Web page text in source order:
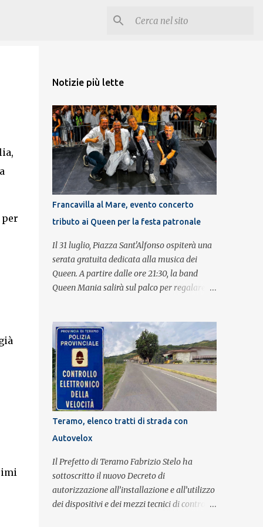
per
Notizie più lette
Francavilla al Mare, evento concerto
tributo ai Queen per la festa patronale
Il 31 luglio, Piazza Sant'Alfonso ospiterà una
serata gratuita dedicata alla musica dei
Queen. A partire dalle ore 21:30, la band
Queen Mania salirà sul palco per regalare al
britannica. Nati nel 2007 e riconosciuti come
l'omaggio definitivo alla leggenda dei
Queen, i componenti della band portano
avanti con grande successo la passione e
l'energia del celebre gruppo. Lo spettacolo si
inserisce nell'ambito dei festeggiamenti in
onore di Sant'Alfonso, il santo patrono della
città. La formazione sul palco è composta da
Simone Fortuna alla batteria e voce, Fabrizio
Palermo al basso e voce, Tiziano Giampieri
alla chitarra e voce, e Salvo Vinci alla voce.
Salvo Vinci è la voce scelta direttamente da
Brian May e Roger Taylor per il musical We
Teramo, elenco tratti di strada con
Autovelox
Il Prefetto di Teramo Fabrizio Stelo ha
sottoscritto il nuovo Decreto di
autorizzazione all’installazione e all’utilizzo
dei dispositivi e dei mezzi tecnici di controllo